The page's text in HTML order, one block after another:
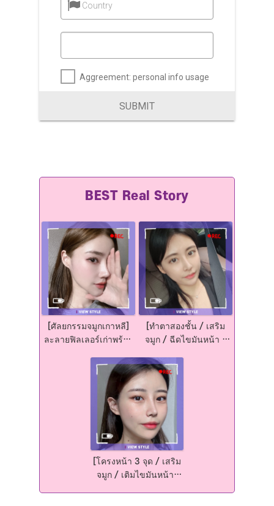
Country
Aggreement: personal info usage
SUBMIT
[ศัลยกรรมจมูกเกาหลี]
ละลายฟิลเลอร์เก่าพร้อม
สวยปัง สโลปปลายพุ่ง
[ทำตาสองชั้น / เสริม
จมูก / ฉีดไขมันหน้า /
ลังเลการผ่าตัด ในเมื่อ
ผลลัพธ์การผ่าตัดออกมาดี
[โครงหน้า 3 จุด / เสริม
จมูก / เติมไขมันหน้า]